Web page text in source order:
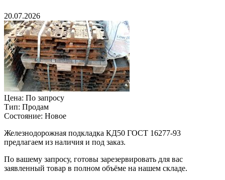
20.07.2026
Цена: По запросу
Тип: Продам
Состояние: Новое
Железнодорожная подкладка КД50 ГОСТ 16277-93
предлагаем из наличия и под заказ.
По вашему запросу, готовы зарезервировать для вас
заявленный товар в полном объёме на нашем складе.